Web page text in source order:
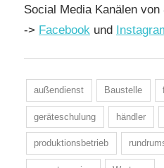
Social Media Kanälen von
-> Facebook und
außendienst Baustelle
geräteschulung händler
produktionsbetrieb